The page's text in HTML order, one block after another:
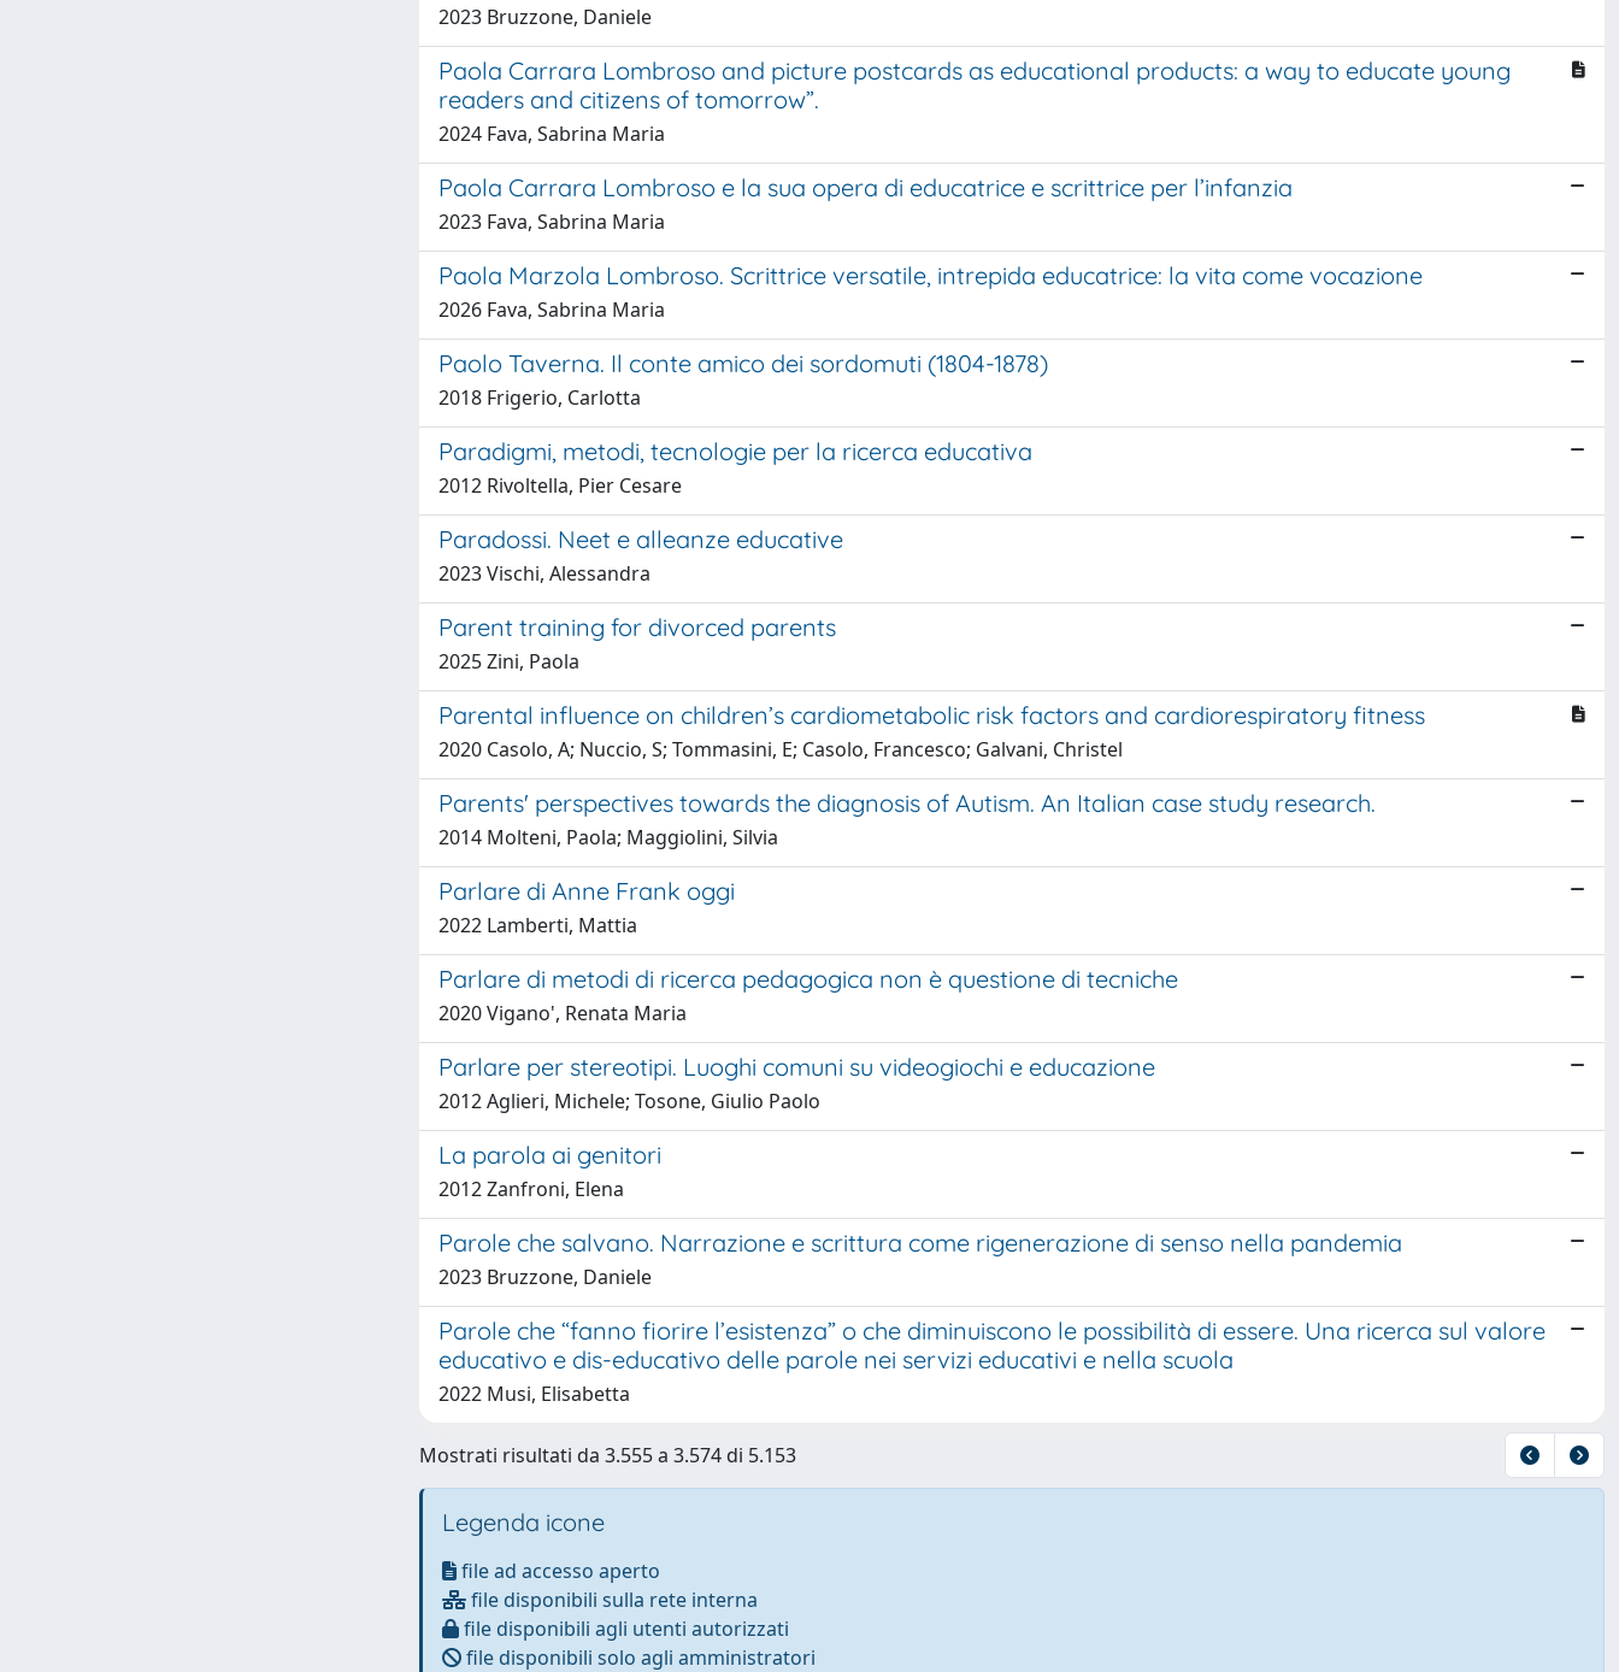
2023 Bruzzone, Daniele
Paola Carrara Lombroso and picture postcards as educational products: a way to educate young
readers and citizens of tomorrow”.
2024 Fava, Sabrina Maria
Paola Carrara Lombroso e la sua opera di educatrice e scrittrice per l’infanzia
2023 Fava, Sabrina Maria
Paola Marzola Lombroso. Scrittrice versatile, intrepida educatrice: la vita come vocazione
2026 Fava, Sabrina Maria
Paolo Taverna. Il conte amico dei sordomuti (1804-1878)
2018 Frigerio, Carlotta
Paradigmi, metodi, tecnologie per la ricerca educativa
2012 Rivoltella, Pier Cesare
Paradossi. Neet e alleanze educative
2023 Vischi, Alessandra
Parent training for divorced parents
2025 Zini, Paola
Parental influence on children’s cardiometabolic risk factors and cardiorespiratory fitness
2020 Casolo, A; Nuccio, S; Tommasini, E; Casolo, Francesco; Galvani, Christel
Parents' perspectives towards the diagnosis of Autism. An Italian case study research.
2014 Molteni, Paola; Maggiolini, Silvia
Parlare di Anne Frank oggi
2022 Lamberti, Mattia
Parlare di metodi di ricerca pedagogica non è questione di tecniche
2020 Vigano', Renata Maria
Parlare per stereotipi. Luoghi comuni su videogiochi e educazione
2012 Aglieri, Michele; Tosone, Giulio Paolo
La parola ai genitori
2012 Zanfroni, Elena
Parole che salvano. Narrazione e scrittura come rigenerazione di senso nella pandemia
2023 Bruzzone, Daniele
Parole che “fanno fiorire l’esistenza” o che diminuiscono le possibilità di essere. Una ricerca sul valore
educativo e dis-educativo delle parole nei servizi educativi e nella scuola
2022 Musi, Elisabetta
Mostrati risultati da 3.555 a 3.574 di 5.153
Legenda icone
file ad accesso aperto
file disponibili sulla rete interna
file disponibili agli utenti autorizzati
file disponibili solo agli amministratori